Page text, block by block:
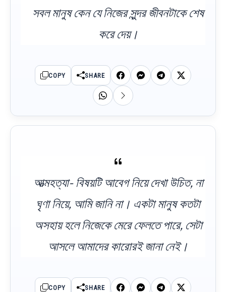
সবল মানুষ কেন যে নিজের সুন্দর জীবনটাকে শেষ
করে দেয়।
COPY SHARE
আত্মহত্যা- বিষয়টি আবেগ নিয়ে দেখা উচিত, না
ঘৃণা নিয়ে, আমি জানি না। একটা মানুষ কতটা
অসহায় হলে নিজেকে মেরে ফেলতে পারে, সেটা
আসলে আমাদের কারোরই জানা নেই।
COPY SHARE